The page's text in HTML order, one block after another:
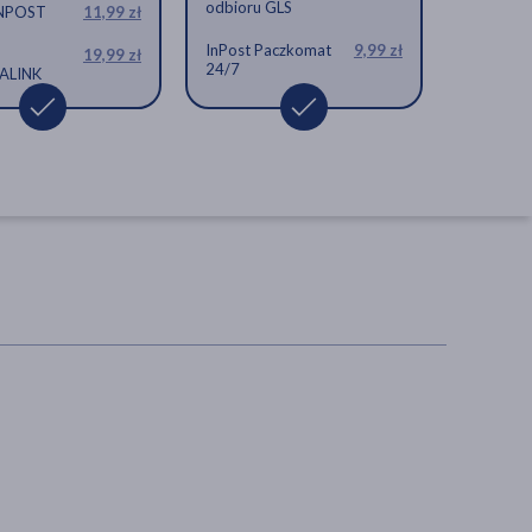
11,99 zł
19,99 zł
odbioru GLS
InPost Paczkomat
24/7
9,99 zł